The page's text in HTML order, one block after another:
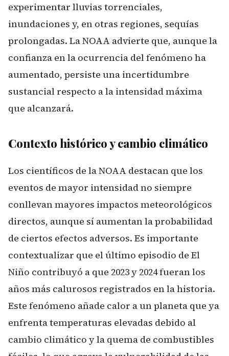
experimentar lluvias torrenciales,
inundaciones y, en otras regiones, sequías
prolongadas. La NOAA advierte que, aunque la
confianza en la ocurrencia del fenómeno ha
aumentado, persiste una incertidumbre
sustancial respecto a la intensidad máxima
que alcanzará.
Contexto histórico y cambio climático
Los científicos de la NOAA destacan que los
eventos de mayor intensidad no siempre
conllevan mayores impactos meteorológicos
directos, aunque sí aumentan la probabilidad
de ciertos efectos adversos. Es importante
contextualizar que el último episodio de El
Niño contribuyó a que 2023 y 2024 fueran los
años más calurosos registrados en la historia.
Este fenómeno añade calor a un planeta que ya
enfrenta temperaturas elevadas debido al
cambio climático y la quema de combustibles